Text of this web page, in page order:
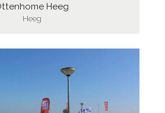
Heeg
Heeg